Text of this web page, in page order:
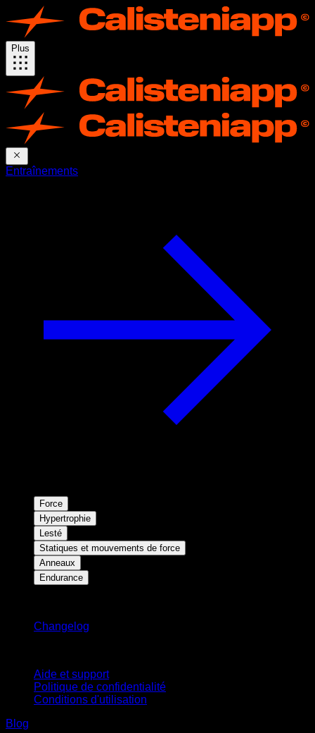
Plus
Entraînements
Force
Hypertrophie
Lesté
Statiques et mouvements de force
Anneaux
Endurance
Changelog
Aide et support
Politique de confidentialité
Conditions d'utilisation
Blog